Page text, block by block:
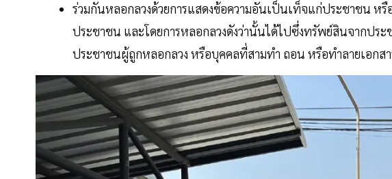
ร่วมกันหลอกลวงด้วยการแสดงข้อความอันเป็นเท็จแก่ประชาชน หรื
ประชาชน และโดยการหลอกลวงดังว่านั้นได้ไปซึ่งทรัพย์สินจากปร
ประชาชนผู้ถูกหลอกลวง หรือบุคคลที่สามทำ ถอน หรือทำลายเอกส